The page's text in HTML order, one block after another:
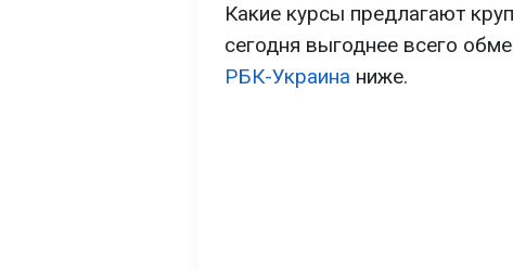
Какие курсы предлагают
сегодня выгоднее всего
РБК-Украина ниже.